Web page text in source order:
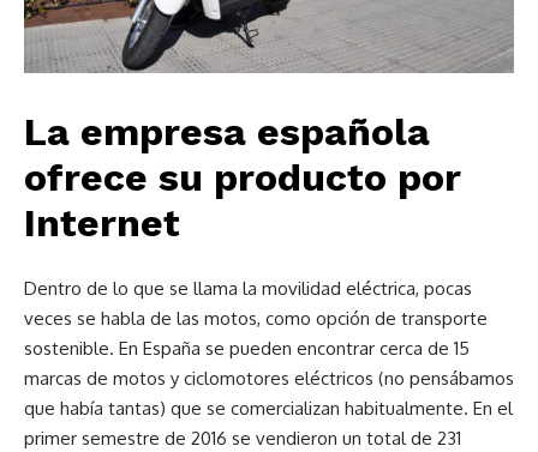
La empresa española
ofrece su producto por
Internet
Dentro de lo que se llama la movilidad eléctrica, pocas
veces se habla de las motos, como opción de transporte
sostenible. En España se pueden encontrar cerca de 15
marcas de motos y ciclomotores eléctricos (no pensábamos
que había tantas) que se comercializan habitualmente. En el
primer semestre de 2016 se vendieron un total de 231